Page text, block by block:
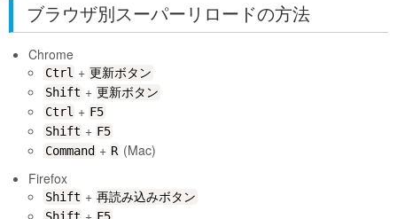
ブラウザ別スーパーリロードの方法
Chrome
Ctrl + 更新ボタン
Shift + 更新ボタン
Ctrl + F5
Shift + F5
Command + R (Mac)
Firefox
Shift + 再読み込みボタン
+